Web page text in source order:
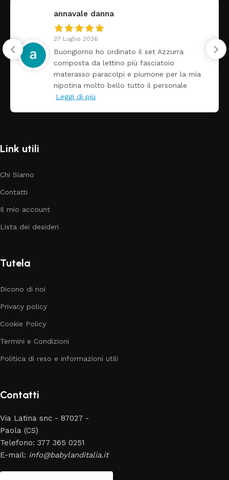
annavale danna
27 Luglio 2026
Buongiorno ho ordinato il set Azzurra
composta da lettino più fasciatoio
materasso paracolpi e piumone per la mia
nipotina molto bello tutto il personale
Leggi di più
Link utili
Chi Siamo
Contatti
Il mio account
Lista dei desideri
Tutela
Dicono di noi
Privacy policy
Cookie Policy
Termini e Condizioni
Politica di reso e informazioni utili
Contatti
Via Latina snc - 87027 -
Paola (CS)
Telefono: 377 365 0251
E-mail: info@babylanditalia.it